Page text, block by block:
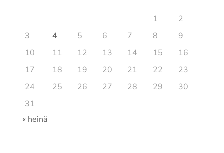
1
2
3
4 5 6 7 8
9
10
11 12 13 14 15
16
17
18 19 20 21 22
23
24
25 26 27 28 29
30
31
« heinä